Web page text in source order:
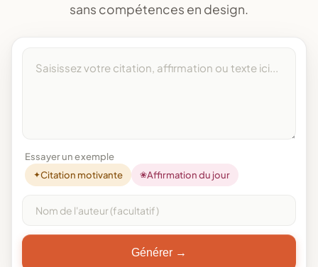
sans compétences en design.
Essayer un exemple
✦Citation motivante ❀Affirmation du jour
Générer →